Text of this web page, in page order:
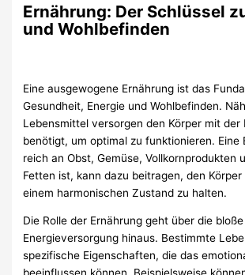
Ernährung: Der Schlüssel
und Wohlbefinden
Eine ausgewogene Ernährung ist das
Gesundheit, Energie und Wohlbefinden.
Lebensmittel versorgen den Körper mit der
benötigt, um optimal zu funktionieren. Eine
reich an Obst, Gemüse, Vollkornprodukten
Fetten ist, kann dazu beitragen, den Körper
einem harmonischen Zustand zu halten.
Die Rolle der Ernährung geht über die bloße
Energieversorgung hinaus. Bestimmte
spezifische Eigenschaften, die das